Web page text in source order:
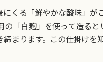
くる「鮮やかな酸味」が
の「白麹」を使って造る
まります。この仕掛けを